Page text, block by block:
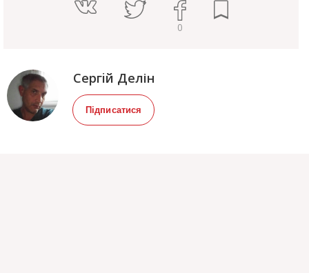
0
Сергiй Делін
Підписатися